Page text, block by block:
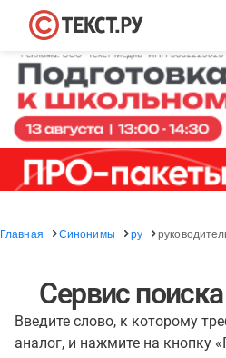
Главная Синонимы ру
Сервис
Введите слово, к которому
аналог, и нажмите на кнопку